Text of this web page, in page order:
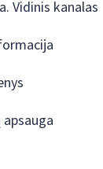
Vidinis kanalas